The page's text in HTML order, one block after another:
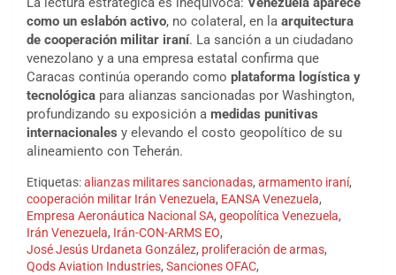
como un eslabón activo, no colateral, en la arquitectura
de cooperación militar iraní. La sanción a un ciudadano
venezolano y a una empresa estatal confirma que
Caracas continúa operando como plataforma logística y
tecnológica para alianzas sancionadas por Washington,
profundizando su exposición a medidas punitivas
internacionales y elevando el costo geopolítico de su
alineamiento con Teherán.
Etiquetas:alianzas militares sancionadas, armamento iraní,
cooperación militar Irán Venezuela, EANSA Venezuela,
Empresa Aeronáutica Nacional SA, geopolítica Venezuela,
Irán Venezuela, Irán-CON-ARMS EO,
José Jesús Urdaneta González, proliferación de armas,
Qods Aviation Industries, Sanciones OFAC,